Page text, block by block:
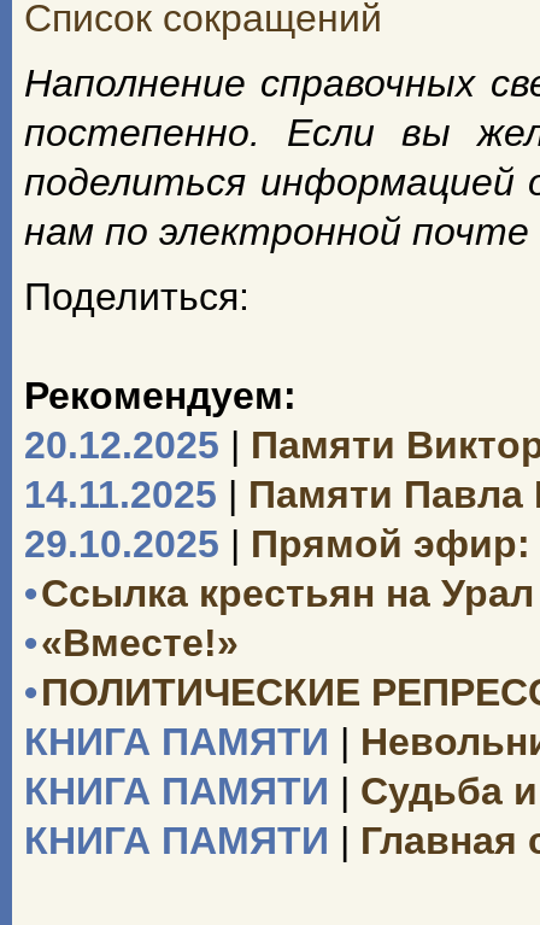
Список сокращений
Наполнение справочных
постепенно. Если вы
поделиться информацией
нам по электронной почте
Поделиться:
Рекомендуем:
20.12.2025 | Памяти
14.11.2025 | Памяти Павла
29.10.2025 | Прямой эфир:
•Ссылка крестьян на
•«Вместе!»
•ПОЛИТИЧЕСКИЕ
КНИГА ПАМЯТИ |
КНИГА ПАМЯТИ | Судьба
КНИГА ПАМЯТИ | Главная